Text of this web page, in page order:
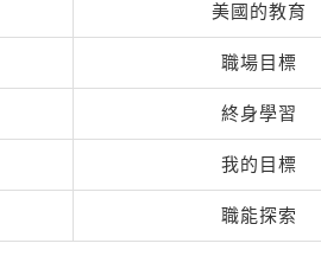
美國的教育
職場目標
終身學習
我的目標
職能探索